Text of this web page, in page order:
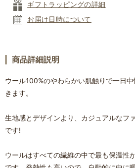
ギフトラッピングの詳細
お届け日時について
商品詳細説明
ウール100%のやわらかい肌触りで一日
きます。
生地感とデザインより、カジュアルなフ
です!
ウールはすべての繊維の中で最も保温性